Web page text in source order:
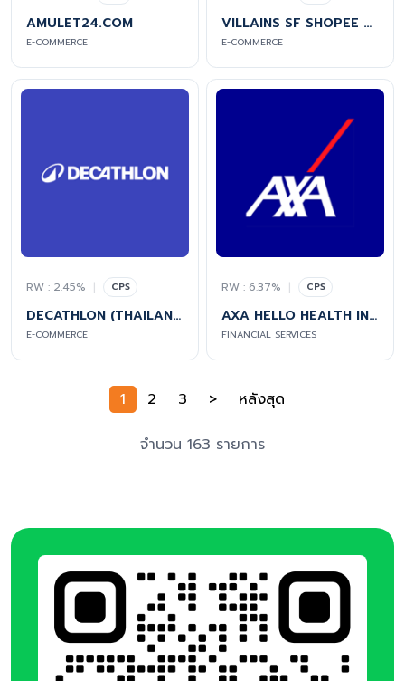
AMULET24.COM
E-COMMERCE
VILLAINS SF SHOPEE OFFICIAL SHOP
E-COMMERCE
RW : 2.45% | CPS
DECATHLON (THAILAND)
E-COMMERCE
RW : 6.37% | CPS
AXA HELLO HEALTH INSURANCE
FINANCIAL SERVICES
1 2 3 > หลังสุด
จำนวน 163 รายการ